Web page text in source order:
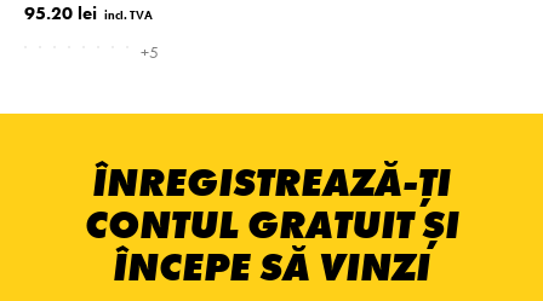
95.20 lei
+5
ÎNREGISTREAZĂ-ȚI
CONTUL GRATUIT ȘI
ÎNCEPE SĂ VINZI